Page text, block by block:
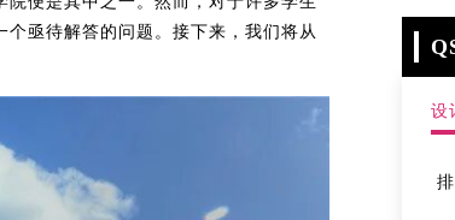
亟待解答的问题。接下来，我们将从
设